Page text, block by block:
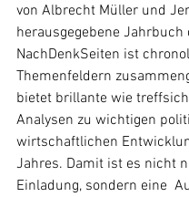
von Albrecht Müller und
herausgegebene Jahrbuch
NachDenkSeiten ist
Themenfeldern
bietet brillante wie
Analysen zu wichtigen
wirtschaftlichen
Jahres. Damit ist es nicht
Einladung, sondern eine